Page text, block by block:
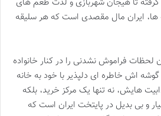
گرفته تا هیجان شهربازی و لذت طعم های
ها، ایران مال مقصدی است که هر سلیقه
فراموش نشدنی را در کنار خانواده
اش خاطره ای دلپذیر با خود به خانه
هایش، نه تنها یک مرکز خرید، بلکه
و بی بدیل در پایتخت ایران است که